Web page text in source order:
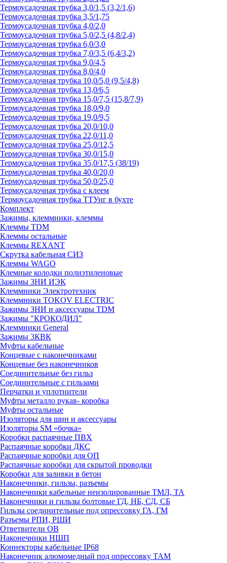
Термоусадочная трубка 3,0/1,5 (3,2/1,6)
Термоусадочная трубка 3,5/1,75
Термоусадочная трубка 4,0/2,0
Термоусадочная трубка 5,0/2,5 (4,8/2,4)
Термоусадочная трубка 6,0/3,0
Термоусадочная трубка 7,0/3,5 (6,4/3,2)
Термоусадочная трубка 9,0/4,5
Термоусадочная трубка 8,0/4,0
Термоусадочная трубка 10,0/5,0 (9,5/4,8)
Термоусадочная трубка 13,0/6,5
Термоусадочная трубка 15,0/7,5 (15,8/7,9)
Термоусадочная трубка 18,0/9,0
Термоусадочная трубка 19,0/9,5
Термоусадочная трубка 20,0/10,0
Термоусадочная трубка 22,0/11,0
Термоусадочная трубка 25,0/12,5
Термоусадочная трубка 30,0/15,0
Термоусадочная трубка 35,0/17,5 (38/19)
Термоусадочная трубка 40,0/20,0
Термоусадочная трубка 50,0/25,0
Термоусадочная трубка с клеем
Термоусадочная трубка ТТУнг в бухте
Комплект
Зажимы, клеммники, клеммы
Клеммы TDM
Клеммы остальные
Клеммы REXANT
Скрутка кабельная СИЗ
Клеммы WAGO
Клемные колодки полиэтиленовые
Зажимы ЗНИ ИЭК
Клеммники Электротехник
Клеммники TOKOV ELECTRIC
Зажимы ЗНИ и аксессуары TDM
Зажимы "КРОКОДИЛ"
Клеммники General
Зажимы 3КВК
Муфты кабельные
Концевые с наконечниками
Концевые без наконечников
Соединительные без гильз
Соединительные с гильзами
Перчатки и уплотнители
Муфты металло рукав- коробка
Муфты остальные
Изоляторы для шин и аксессуары
Изоляторы SM «бочка»
Коробки распаячные ПВХ
Распаячные коробки ДКС
Распаячные коробки для ОП
Распаячные коробки для скрытой проводки
Коробки для заливки в бетон
Наконечники, гильзы, разъемы
Наконечники кабельные неизолированные ТМЛ, ТА
Наконечники и гильзы болтовые ГД, НБ, СД, СБ
Гильзы соединительные под опрессовку ГА, ГМ
Разъемы РПИ, РШИ
Ответвители ОВ
Наконечники НШП
Коннекторы кабельные IP68
Наконечник алюмомедный под опрессовку ТАМ